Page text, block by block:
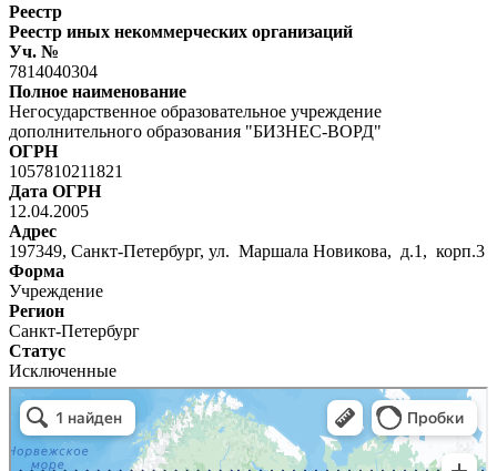
Реестр
Реестр иных некоммерческих организаций
Уч. №
7814040304
Полное наименование
Негосударственное образовательное учреждение
дополнительного образования "БИЗНЕС-ВОРД"
ОГРН
1057810211821
Дата ОГРН
12.04.2005
Адрес
197349, Санкт-Петербург, ул. Маршала Новикова, д.1, корп.3
Форма
Учреждение
Регион
Санкт-Петербург
Статус
Исключенные